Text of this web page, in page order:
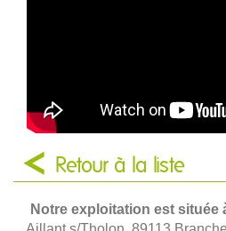
Retour à la liste
Notre exploitation est située